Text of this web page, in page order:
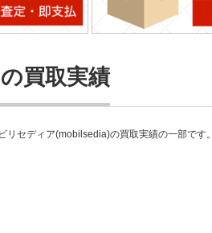
買取実績
セディア(mobilsedia)の買取実績の一部です。